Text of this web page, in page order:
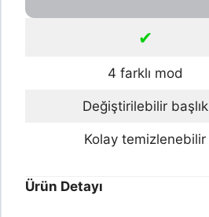
✔
4 farklı mod
Değiştirilebilir başlık
Kolay temizlenebilir
Ürün Detayı